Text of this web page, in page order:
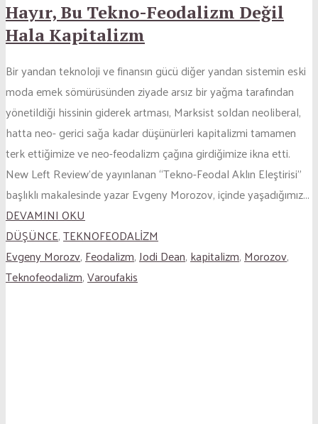
Hayır, Bu Tekno-Feodalizm Değil
Hala Kapitalizm
Bir yandan teknoloji ve finansın gücü diğer yandan sistemin eski
moda emek sömürüsünden ziyade arsız bir yağma tarafından
yönetildiği hissinin giderek artması, Marksist soldan neoliberal,
hatta neo- gerici sağa kadar düşünürleri kapitalizmi tamamen
terk ettiğimize ve neo-feodalizm çağına girdiğimize ikna etti.
New Left Review’de yayınlanan “Tekno-Feodal Aklın Eleştirisi”
başlıklı makalesinde yazar Evgeny Morozov, içinde yaşadığımız...
DEVAMINI OKU
DÜŞÜNCE,TEKNOFEODALİZM
Evgeny Morozv,Feodalizm,Jodi Dean,kapitalizm,Morozov,
Teknofeodalizm,Varoufakis